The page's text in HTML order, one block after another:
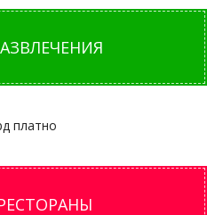
платно